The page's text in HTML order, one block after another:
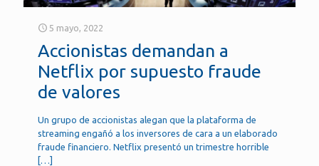
5 mayo, 2022
Accionistas demandan a
Netflix por supuesto fraude
de valores
Un grupo de accionistas alegan que la plataforma de
streaming engañó a los inversores de cara a un elaborado
fraude financiero. Netflix presentó un trimestre horrible
[…]